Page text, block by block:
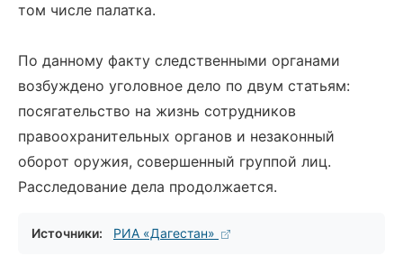
том числе палатка.
По данному факту следственными органами
возбуждено уголовное дело по двум статьям:
посягательство на жизнь сотрудников
правоохранительных органов и незаконный
оборот оружия, совершенный группой лиц.
Расследование дела продолжается.
Источники: РИА «Дагестан»